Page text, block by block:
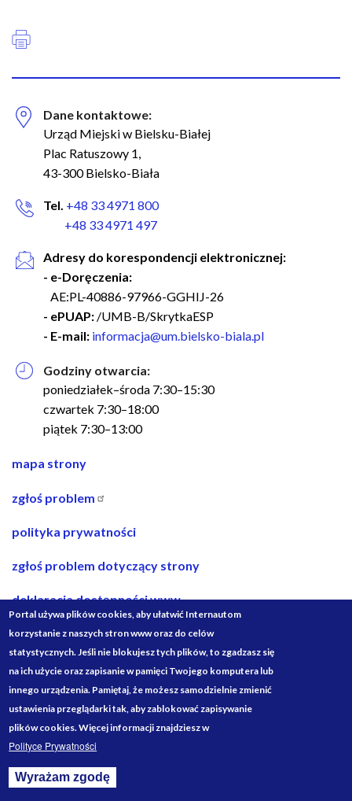
Dane kontaktowe:
Urząd Miejski w Bielsku-Białej
Plac Ratuszowy 1,
43-300 Bielsko-Biała
Tel. +48 33 4971 800
+48 33 4971 497
Adresy do korespondencji elektronicznej:
- e-Doręczenia:
AE:PL-40886-97966-GGHIJ-26
- ePUAP: /UMB-B/SkrytkaESP
- E-mail: informacja@um.bielsko-biala.pl
Godziny otwarcia:
poniedziałek–środa 7:30–15:30
czwartek 7:30–18:00
piątek 7:30–13:00
nawigacja
stopce
mapa strony
zgłoś problem
polityka prywatności
zgłoś problem dotyczący strony
deklaracja dostępności www
deklaracja dostępności bip
projekty ze środków budżetu państwa
Społecznościowe
Portal używa plików cookies, aby ułatwić Internautom
korzystanie z naszych stron www oraz do celów
statystycznych. Jeśli nie blokujesz tych plików, to zgadzasz się
na ich użycie oraz zapisanie w pamięci Twojego komputera lub
innego urządzenia. Pamiętaj, że możesz samodzielnie zmienić
ustawienia przeglądarki tak, aby zablokować zapisywanie
plików cookies. Więcej informacji znajdziesz w
Polityce Prywatności
Wyrażam zgodę